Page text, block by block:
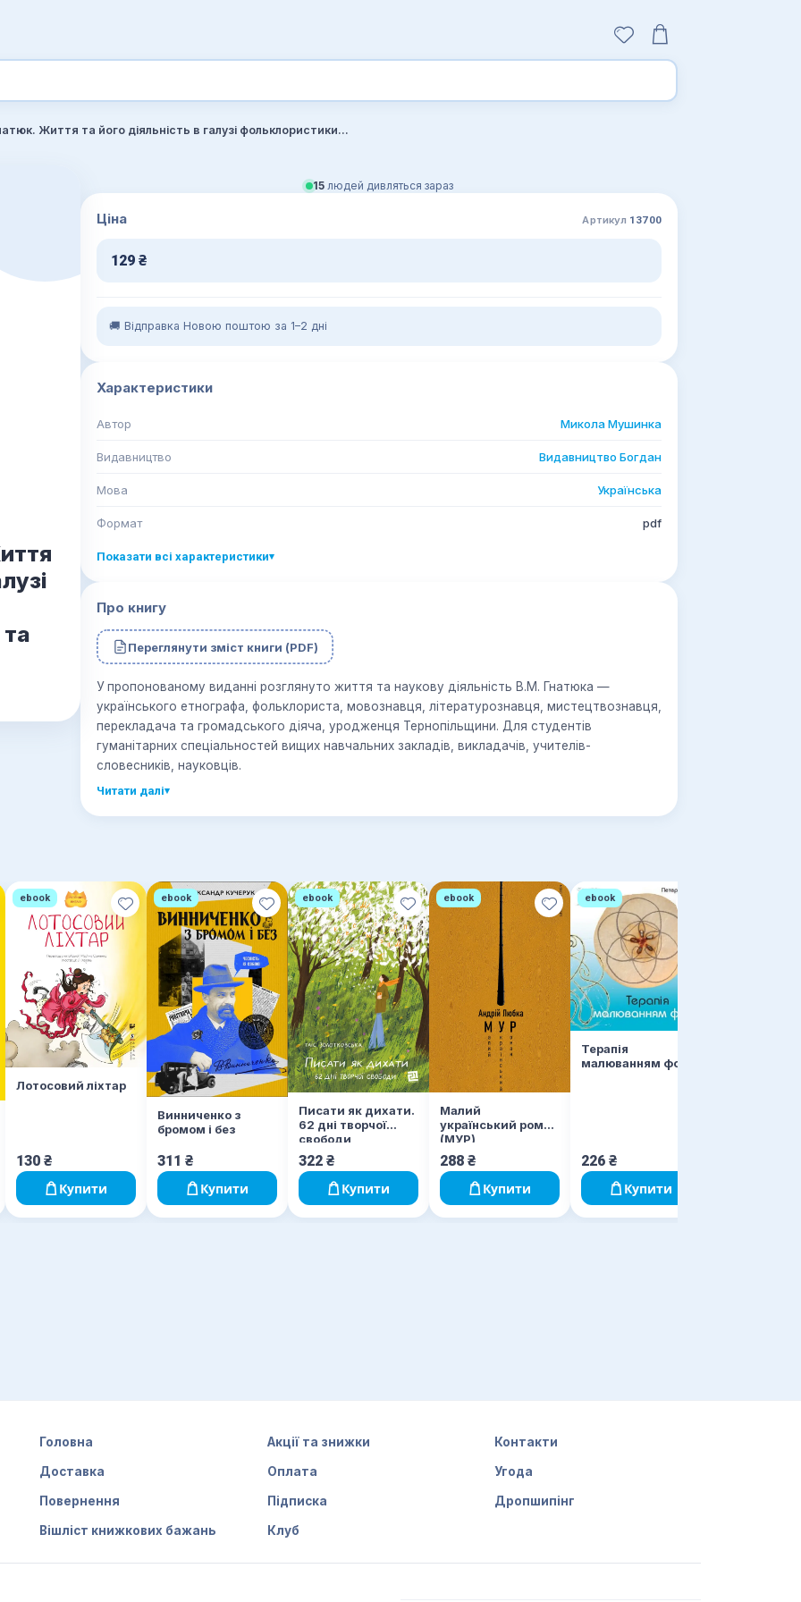
Володимир Гнатюк. Життя та його діяльність в галузі фольклористики, літературознавства та мовознавства
15людей дивляться зараз
Ціна Артикул 13700
129 ₴
🚚 Відправка Новою поштою за 1–2 дні
Характеристики
Автор Микола Мушинка
Видавництво Видавництво Богдан
Мова Українська
Формат pdf
Показати всі характеристики▾
Про книгу
Переглянути зміст книги (PDF)
У пропонованому виданні розглянуто життя та наукову діяльність В.М. Гнатюка —
українського етнографа, фольклориста, мовознавця, літературознавця, мистецтвознавця,
перекладача та громадського діяча, уродженця Тернопільщини. Для студентів
гуманітарних спеціальностей вищих навчальних закладів, викладачів, учителів-
словесників, науковців.
Читати далі▾
ebook
Лотосовий ліхтар
130 ₴
Купити
ebook
Винниченко з
бромом і без
311 ₴
Купити
ebook
Писати як дихати.
62 дні творчої
свободи
322 ₴
Купити
ebook
Малий
український роман
(МУР)
288 ₴
Купити
ebook
Терапія
малюванням форм
226 ₴
Купити
Головна Акції та знижки Контакти
Доставка Оплата Угода
Повернення Підписка Дропшипінг
Вішліст книжкових бажань Клуб